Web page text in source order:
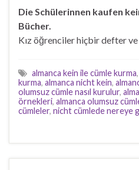
Die Schülerinnen kaufen
Bücher.
Kız öğrenciler hiçbir defter
almanca kein ile cümle kurma,
kurma, almanca nicht kein,
olumsuz cümle nasıl kurulur,
örnekleri, almanca olumsuz
cümleler, nicht cümlede nereye